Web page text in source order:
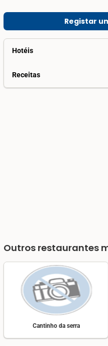
Registar
Hotéis
Receitas
Outros restaurantes
Cantinho da serra